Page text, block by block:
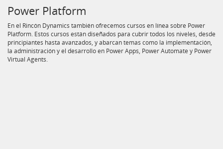
Power Platform
En el Rincón Dynamics también ofrecemos cursos en línea sobre Power
Platform. Estos cursos están diseñados para cubrir todos los niveles, desde
principiantes hasta avanzados, y abarcan temas como la implementación,
la administración y el desarrollo en Power Apps, Power Automate y Power
Virtual Agents.